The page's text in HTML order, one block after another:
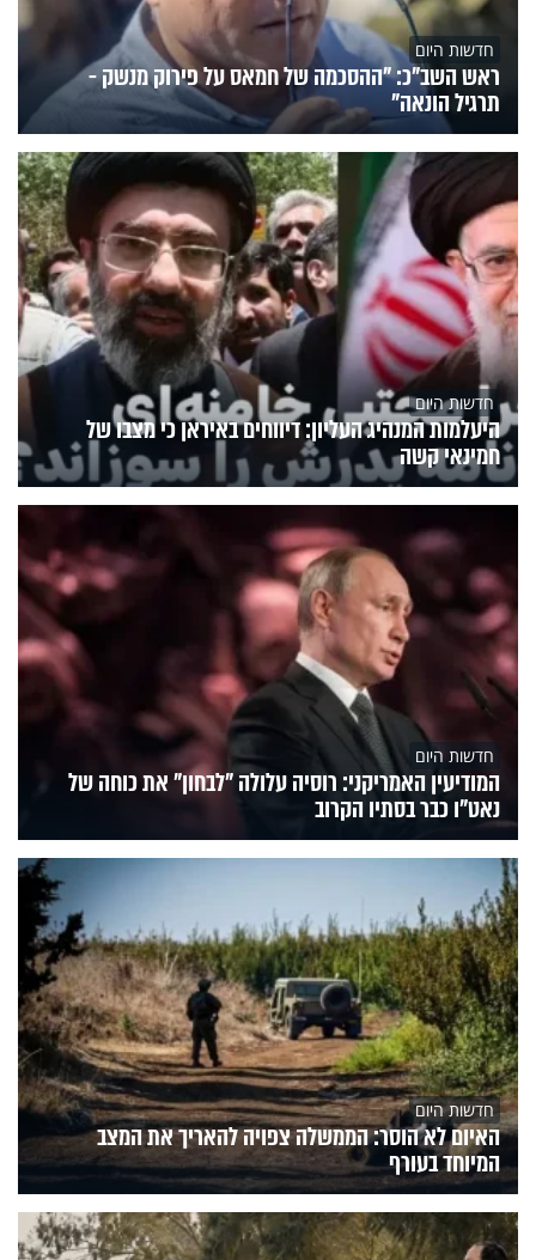
חדשות היום
ראש השב"כ: "ההסכמה של חמאס על פירוק מנשק -
תרגיל הונאה"
חדשות היום
היעלמות המנהיג העליון: דיווחים באיראן כי מצבו של
חמינאי קשה
חדשות היום
המודיעין האמריקני: רוסיה עלולה "לבחון" את כוחה של
נאט"ו כבר בסתיו הקרוב
חדשות היום
האיום לא הוסר: הממשלה צפויה להאריך את המצב
המיוחד בעורף